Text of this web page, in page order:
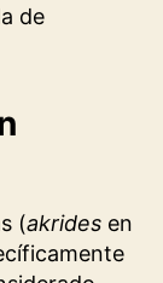
de
(akrides en